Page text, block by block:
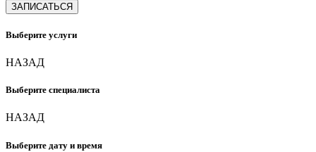
ЗАПИСАТЬСЯ
Выберите услуги
НАЗАД
Выберите специалиста
НАЗАД
Выберите дату и время